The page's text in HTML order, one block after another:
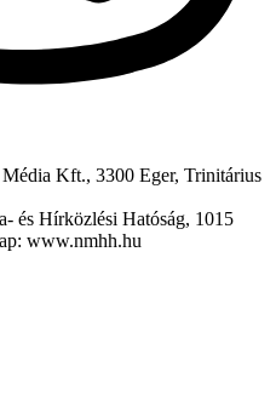
Média Kft., 3300 Eger, Trinitárius
és Hírközlési Hatóság, 1015
www.nmhh.hu